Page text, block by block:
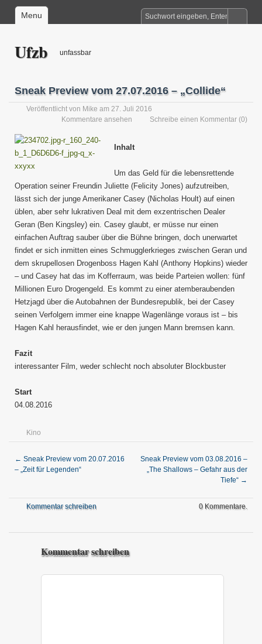
Menu
Ufzb unfassbar
Sneak Preview vom 27.07.2016 – „Collide“
Veröffentlicht von Mike am 27. Juli 2016
Schreibe einen Kommentar (0)
Kommentare ansehen
Inhalt
Um das Geld für die lebensrettende
Operation seiner Freundin Juliette (Felicity Jones) aufzutreiben,
lässt sich der junge Amerikaner Casey (Nicholas Hoult) auf einen
üblen, aber sehr lukrativen Deal mit dem exzentrischen Dealer
Geran (Ben Kingsley) ein. Casey glaubt, er müsse nur einen
einfachen Auftrag sauber über die Bühne bringen, doch unerwartet
findet er sich inmitten eines Schmugglerkrieges zwischen Geran und
dem skrupellosen Drogenboss Hagen Kahl (Anthony Hopkins) wieder
– und Casey hat das im Kofferraum, was beide Parteien wollen: fünf
Millionen Euro Drogengeld. Es kommt zu einer atemberaubenden
Hetzjagd über die Autobahnen der Bundesrepublik, bei der Casey
seinen Verfolgern immer eine knappe Wagenlänge voraus ist – bis
Hagen Kahl herausfindet, wie er den jungen Mann bremsen kann.
Fazit
interessanter Film, weder schlecht noch absoluter Blockbuster
Start
04.08.2016
Kino
← Sneak Preview vom 20.07.2016
– „Zeit für Legenden“
Sneak Preview vom 03.08.2016 –
„The Shallows – Gefahr aus der
Tiefe“ →
Kommentar schreiben 0 Kommentare.
Kommentar schreiben